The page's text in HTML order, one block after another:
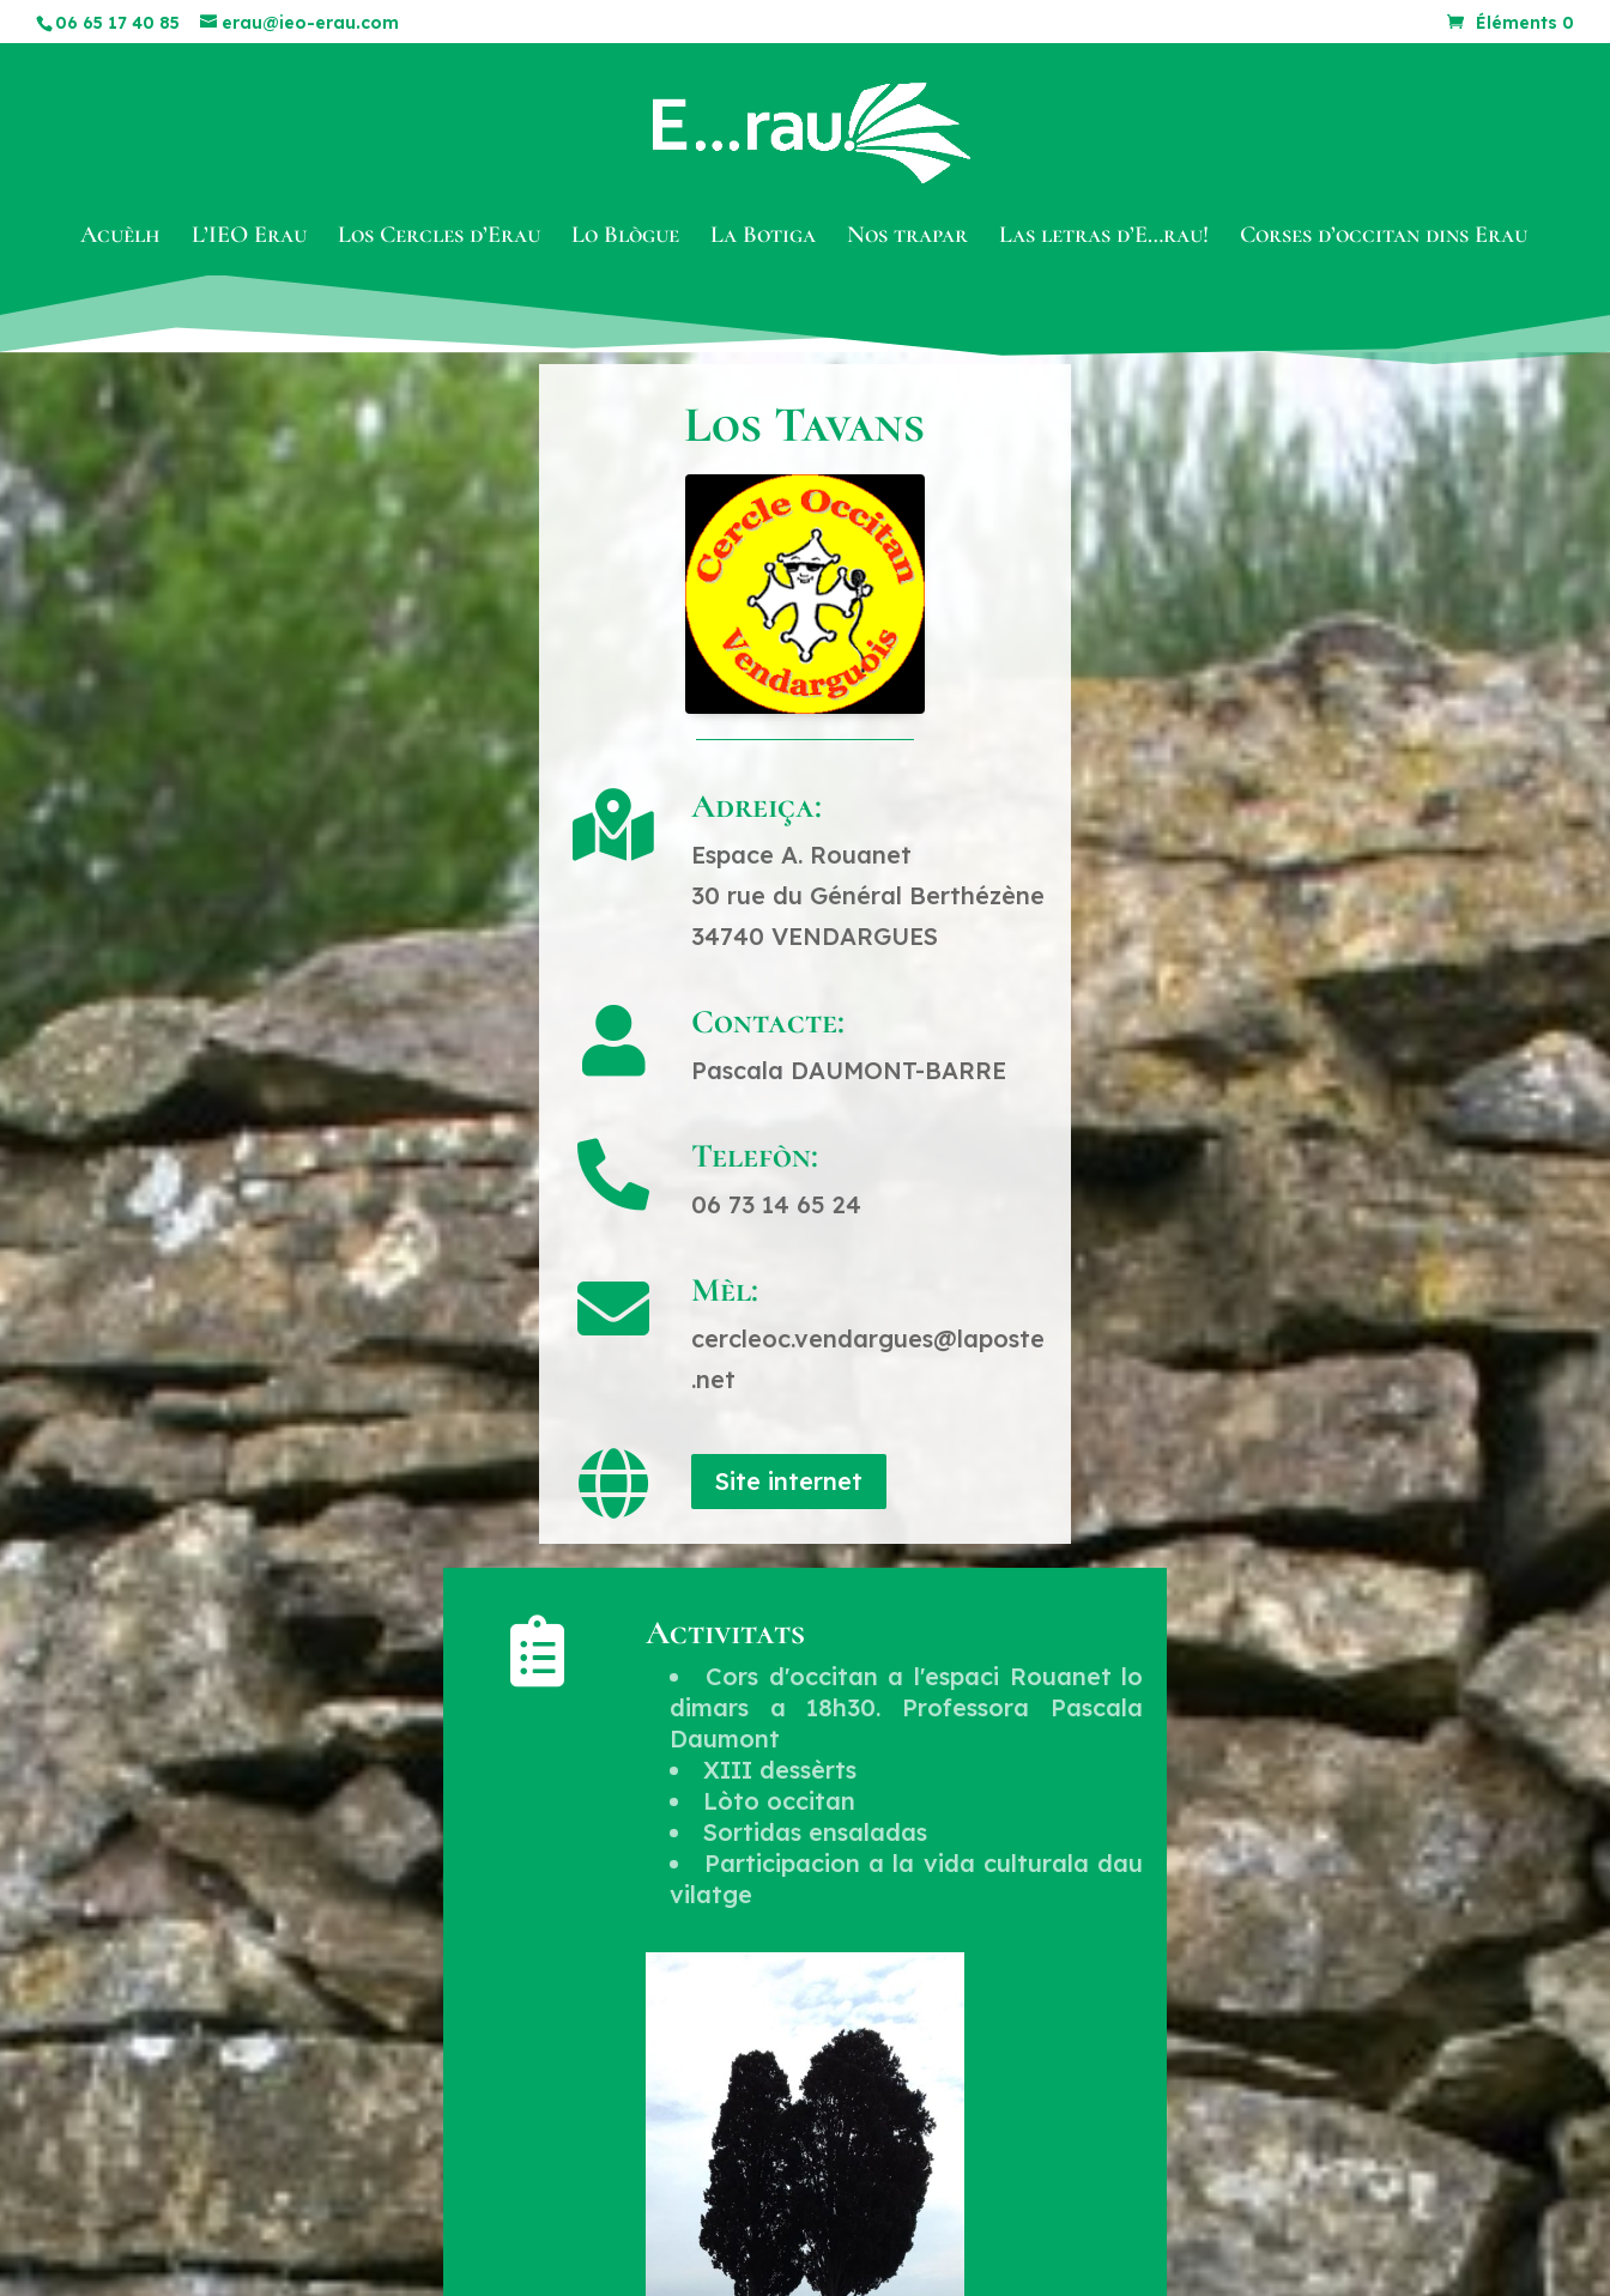
06 65 17 40 85 erau@ieo-erau.com Éléments 0
Acuèlh L’IEO Erau Los Cercles d’Erau Lo Blògue La Botiga Nos trapar Las letras d’E…rau! Corses d’occitan dins Erau
Los Tavans
 Adreiça:
Espace A. Rouanet
30 rue du Général Berthézène
34740 VENDARGUES
 Contacte:
Pascala DAUMONT-BARRE
 Telefòn:
06 73 14 65 24
 Mèl:
cercleoc.vendargues@laposte
.net
 Site internet
 Activitats
Cors d'occitan a l'espaci Rouanet lo
dimars a 18h30. Professora Pascala
Daumont
XIII dessèrts
Lòto occitan
Sortidas ensaladas
Participacion a la vida culturala dau
vilatge